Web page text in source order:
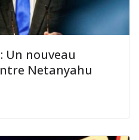
Un nouveau
Netanyahu